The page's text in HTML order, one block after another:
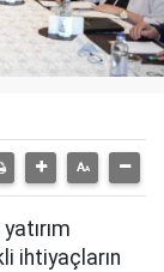
ihtiyaçların